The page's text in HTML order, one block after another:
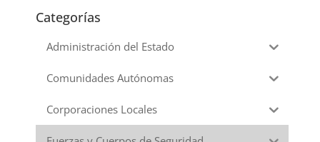
Categorías
Administración del Estado
Comunidades Autónomas
Corporaciones Locales